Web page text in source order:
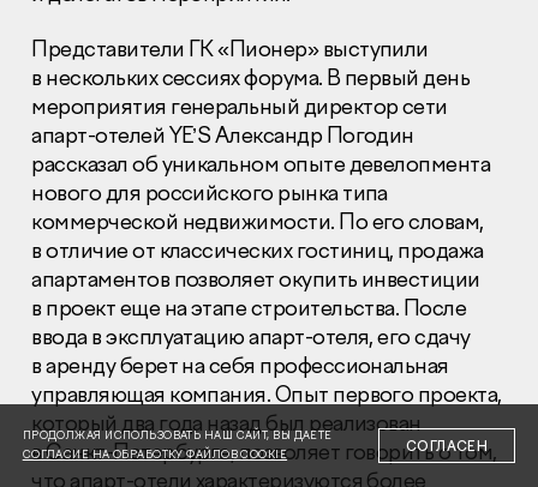
Раскрытие информации
Правовая информация
Сообщить о коррупции
Глaвный oфиc
Отдел продаж
+7 (495) 641-35-35
Заказать звонок
© 2001-2026 Компания «Пионер»
Представители ГК «Пионер» выступили
в нескольких сессиях форума. В первый день
мероприятия генеральный директор сети
апарт-отелей YE’S Александр Погодин
рассказал об уникальном опыте девелопмента
нового для российского рынка типа
коммерческой недвижимости. По его словам,
в отличие от классических гостиниц, продажа
апартаментов позволяет окупить инвестиции
в проект еще на этапе строительства. После
ввода в эксплуатацию апарт-отеля, его сдачу
в аренду берет на себя профессиональная
управляющая компания. Опыт первого проекта,
который два года назад был реализован
в Санкт-Петербурге, позволяет говорить о том,
что апарт-отели характеризуются более
ПРОДОЛЖАЯ ИСПОЛЬЗОВАТЬ НАШ САЙТ, ВЫ ДАЕТЕ
СОГЛАСИЕ НА ОБРАБОТКУ ФАЙЛОВ COOKIE
СОГЛАСЕН